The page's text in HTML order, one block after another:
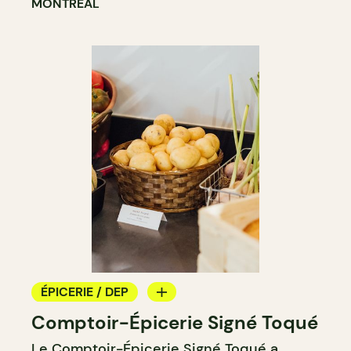
MONTRÉAL
ÉPICERIE / DEP
BOUCHERIE
Comptoir-Épicerie Signé Toqué